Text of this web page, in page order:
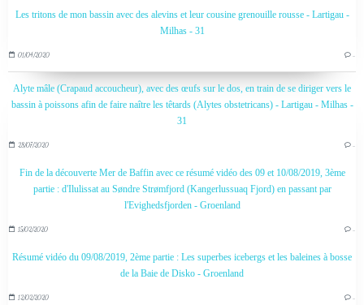
Les tritons de mon bassin avec des alevins et leur cousine grenouille rousse - Lartigau -
Milhas - 31
01/04/2020 …
Alyte mâle (Crapaud accoucheur), avec des œufs sur le dos, en train de se diriger vers le
bassin à poissons afin de faire naître les têtards (Alytes obstetricans) - Lartigau - Milhas -
31
28/07/2020 …
Fin de la découverte Mer de Baffin avec ce résumé vidéo des 09 et 10/08/2019, 3ème
partie : d'Ilulissat au Søndre Strømfjord (Kangerlussuaq Fjord) en passant par
l'Evighedsfjorden - Groenland
15/02/2020 …
Résumé vidéo du 09/08/2019, 2ème partie : Les superbes icebergs et les baleines à bosse
de la Baie de Disko - Groenland
12/02/2020 …